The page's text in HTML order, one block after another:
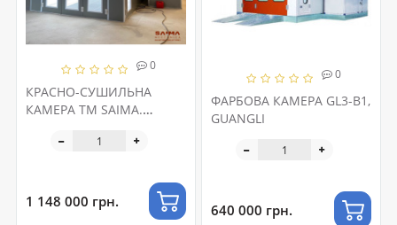
0
КРАСНО-СУШИЛЬНА
КАМЕРА ТМ SAIMA.
1 148 000 грн.
0
ФАРБОВА КАМЕРА GL3-B1,
GUANGLI
640 000 грн.